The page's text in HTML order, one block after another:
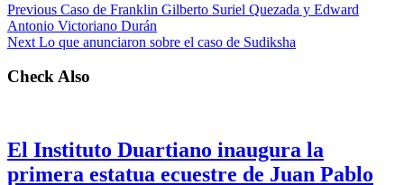
Previous Caso de Franklin Gilberto Suriel Quezada y Edward
Antonio Victoriano Durán
Next Lo que anunciaron sobre el caso de Sudiksha
Check Also
El Instituto Duartiano inaugura la
primera estatua ecuestre de Juan Pablo